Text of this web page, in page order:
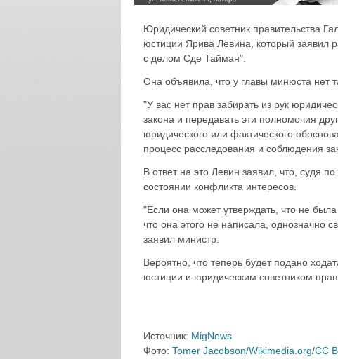
Юридический советник правительства
юстиции Ярива Левина, который заявил
с делом Сде Тайман".
Она объявила, что у главы минюста нет
"У вас нет прав забирать из рук
закона и передавать эти полномочия
юридического или фактического
процесс расследования и соблюдения
В ответ на это Левин заявил, что, судя
состоянии конфликта интересов.
"Если она может утверждать, что не была
что она этого не написала, однозначно
заявил министр.
Вероятно, что теперь будет подано
юстиции и юридическим советником
Источник: MigNews
Фото: Tomer Jacobson/Wikimedia.org/CC